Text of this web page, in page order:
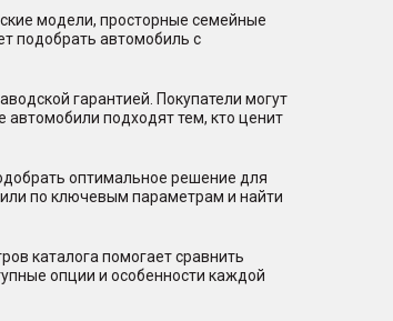
модели, просторные семейные
подобрать автомобиль с
гарантией. Покупатели могут
подходят тем, кто ценит
оптимальное решение для
по ключевым параметрам и найти
каталога помогает сравнить
опции и особенности каждой